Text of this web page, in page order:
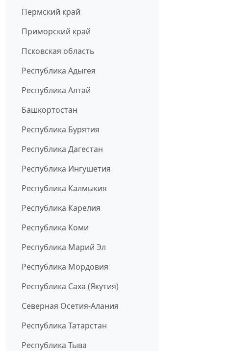
Пермский край
Приморский край
Псковская область
Республика Адыгея
Республика Алтай
Башкортостан
Республика Бурятия
Республика Дагестан
Республика Ингушетия
Республика Калмыкия
Республика Карелия
Республика Коми
Республика Марий Эл
Республика Мордовия
Республика Саха (Якутия)
Северная Осетия-Алания
Республика Татарстан
Республика Тыва